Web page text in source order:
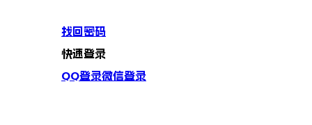
找回密码
快速登录
QQ登录微信登录